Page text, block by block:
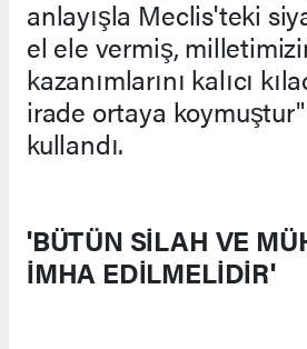
anlayışla Meclis'teki
el ele vermiş,
kazanımlarını kalıcı
irade ortaya
kullandı.
'BÜTÜN SİLAH VE
İMHA EDİLMELİDİR'